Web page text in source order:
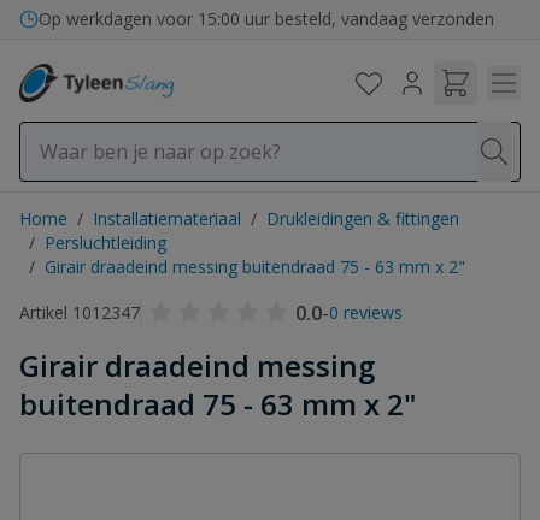
Ga naar de inhoud
Op werkdagen voor 15:00 uur besteld, vandaag verzonden
Home / Installatiemateriaal / Drukleidingen & fittingen
/ Persluchtleiding
/ Girair draadeind messing buitendraad 75 - 63 mm x 2"
Artikel 1012347
0.0-0 reviews
Girair draadeind messing
buitendraad 75 - 63 mm x 2"